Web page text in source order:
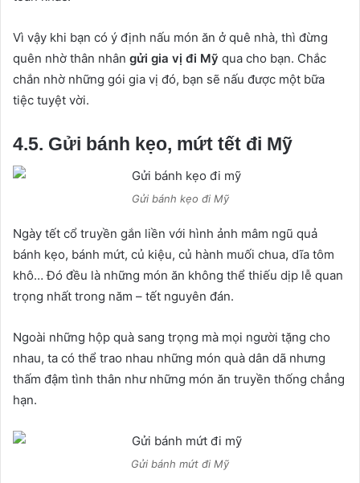
Vì vậy khi bạn có ý định nấu món ăn ở quê nhà, thì đừng
quên nhờ thân nhân gửi gia vị đi Mỹ qua cho bạn. Chắc
chắn nhờ những gói gia vị đó, bạn sẽ nấu được một bữa
tiệc tuyệt vời.
4.5. Gửi bánh kẹo, mứt tết đi Mỹ
Gửi bánh kẹo đi Mỹ
Ngày tết cổ truyền gắn liền với hình ảnh mâm ngũ quả
bánh kẹo, bánh mứt, củ kiệu, củ hành muối chua, dĩa tôm
khô… Đó đều là những món ăn không thể thiếu dịp lễ quan
trọng nhất trong năm – tết nguyên đán.
Ngoài những hộp quà sang trọng mà mọi người tặng cho
nhau, ta có thể trao nhau những món quà dân dã nhưng
thấm đậm tình thân như những món ăn truyền thống chẳng
hạn.
Gửi bánh mứt đi Mỹ